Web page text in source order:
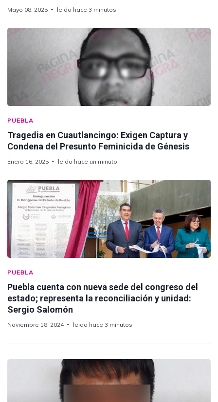
Mayo 08, 2025 leido hace 3 minutos
PUEBLA
Tragedia en Cuautlancingo: Exigen Captura y
Condena del Presunto Feminicida de Génesis
Enero 16, 2025 leido hace un minuto
PUEBLA
Puebla cuenta con nueva sede del congreso del
estado; representa la reconciliación y unidad:
Sergio Salomón
Noviembre 18, 2024 leido hace 3 minutos